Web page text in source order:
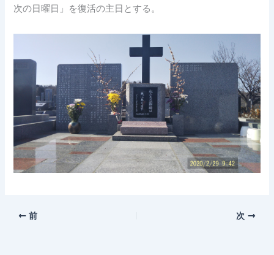
次の日曜日」を復活の主日とする。
前 次